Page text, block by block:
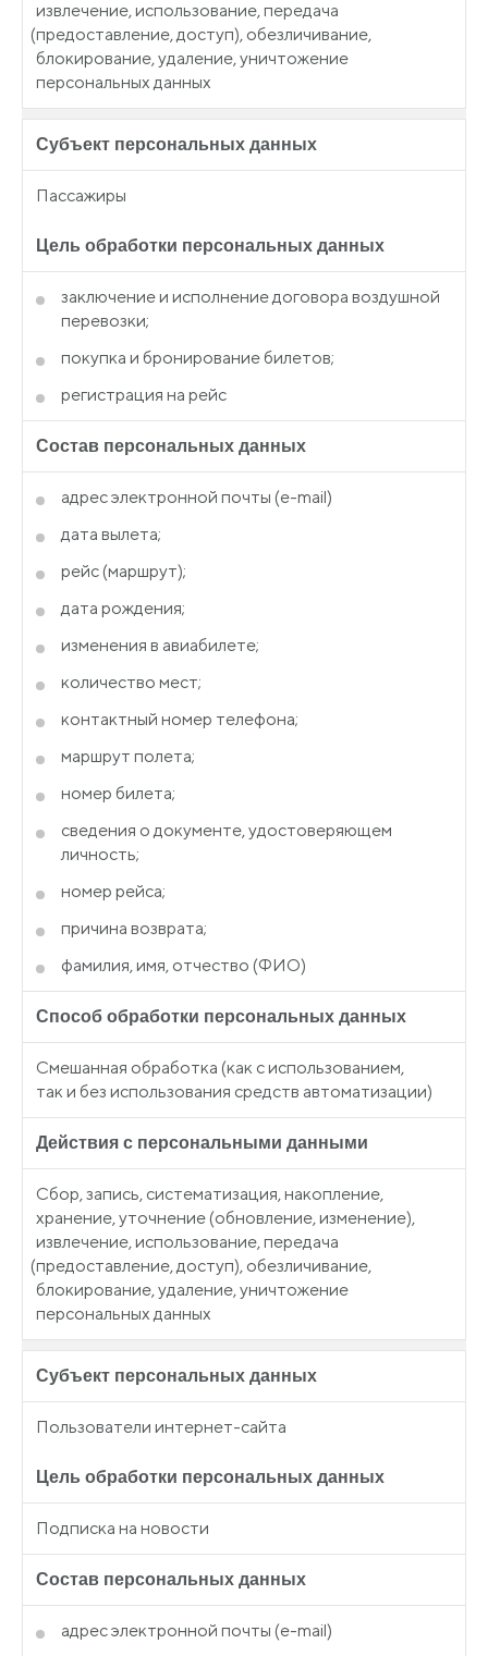
извлечение, использование, передача
(предоставление, доступ), обезличивание,
блокирование, удаление, уничтожение
персональных данных
Субъект персональных данных
Пассажиры
Цель обработки персональных данных
заключение и исполнение договора воздушной
перевозки;
покупка и бронирование билетов;
регистрация на рейс
Состав персональных данных
адрес электронной почты (e-mail)
дата вылета;
рейс (маршрут);
дата рождения;
изменения в авиабилете;
количество мест;
контактный номер телефона;
маршрут полета;
номер билета;
сведения о документе, удостоверяющем
личность;
номер рейса;
причина возврата;
фамилия, имя, отчество (ФИО)
Способ обработки персональных данных
Смешанная обработка (как с использованием,
так и без использования средств автоматизации)
Действия с персональными данными
Сбор, запись, систематизация, накопление,
хранение, уточнение (обновление, изменение),
извлечение, использование, передача
(предоставление, доступ), обезличивание,
блокирование, удаление, уничтожение
персональных данных
Субъект персональных данных
Пользователи интернет-сайта
Цель обработки персональных данных
Подписка на новости
Состав персональных данных
адрес электронной почты (e-mail)